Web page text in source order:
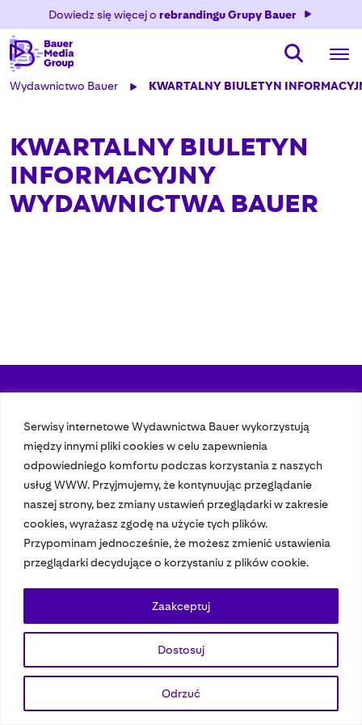
Serwisy internetowe Wydawnictwa Bauer wykorzystują
między innymi pliki cookies w celu zapewnienia
odpowiedniego komfortu podczas korzystania z naszych
usług WWW. Przyjmujemy, że kontynuując przeglądanie
naszej strony, bez zmiany ustawień przeglądarki w zakresie
cookies, wyrażasz zgodę na użycie tych plików.
Przypominam jednocześnie, że możesz zmienić ustawienia
przeglądarki decydujące o korzystaniu z plików cookie.
Dostosuj
Odrzuć
Zaakceptuj
Dowiedz się więcej o rebrandingu Grupy Bauer
Wydawnictwo Bauer KWARTALNY BIULETYN
KWARTALNY BIULETYN
INFORMACYJNY
WYDAWNICTWA BAUER
Nasze czasopisma
Nasze strony
© 2023 Bauer Media Group, All Rights Reserved.
Polityka prywatnościDane osoboweWydawca EMFASpeak Up